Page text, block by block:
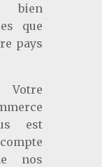
bien
que
pays
est
nos